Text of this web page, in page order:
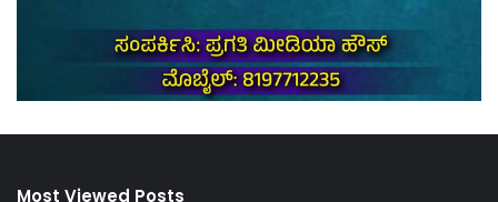
Most Viewed Posts